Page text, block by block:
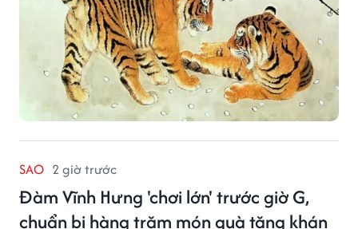
SAO 2 giờ trước
Đàm Vĩnh Hưng 'chơi lớn' trước giờ G,
chuẩn bị hàng trăm món quà tặng khán